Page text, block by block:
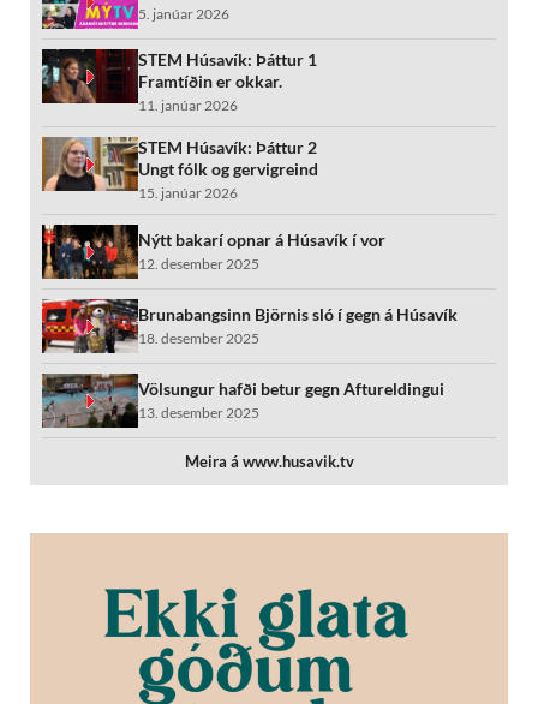
5. janúar 2026
STEM Húsavík: Þáttur 1
Framtíðin er okkar.
11. janúar 2026
STEM Húsavík: Þáttur 2
Ungt fólk og gervigreind
15. janúar 2026
Nýtt bakarí opnar á Húsavík í vor
12. desember 2025
Brunabangsinn Björnis sló í gegn á Húsavík
18. desember 2025
Völsungur hafði betur gegn Aftureldingui
13. desember 2025
Meira á www.husavik.tv